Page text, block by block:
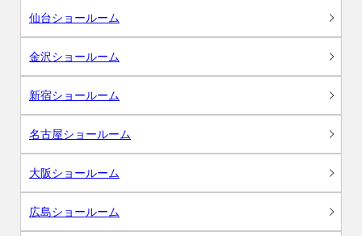
仙台ショールーム
金沢ショールーム
新宿ショールーム
名古屋ショールーム
大阪ショールーム
広島ショールーム